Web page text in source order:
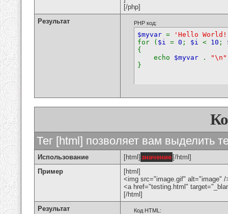
[/php]
Результат
PHP код:
$myvar =
'Hello
for ( $i = 0 ; $i < 10 ;
{
echo $myvar . "\n"
}
Тег [html] позволяет вам выделить
Использование [html] значение [/html]
Пример
[html]
<img src="image.gif" alt="image" /
<a href="testing.html"
[/html]
Результат
Код HTML: